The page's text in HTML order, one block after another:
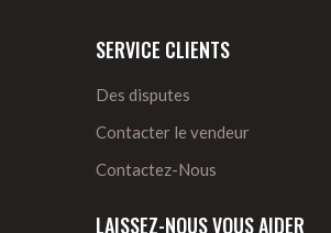
SERVICE CLIENTS
Des disputes
Contacter le vendeur
Contactez-Nous
LAISSEZ-NOUS VOUS AIDER